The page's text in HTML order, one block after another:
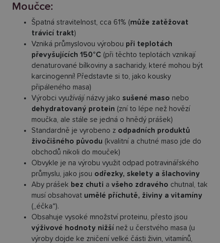
Moučce:
Špatná stravitelnost, cca 61% (může zatěžovat
trávicí trakt)
Vzniká průmyslovou výrobou při teplotách
převyšujících 150°C (při těchto teplotách vznikají
denaturované bílkoviny a sacharidy, které mohou být
karcinogenní! Představte si to, jako kousky
připáleného masa)
Výrobci využívájí názvy jako sušené maso nebo
dehydratovaný protein (zní to lépe než hovězí
moučka, ale stále se jedná o hnědý prášek)
Standardně je vyrobeno z odpadních produktů
živočišného původu (kvalitní a chutné maso jde do
obchodů nikoli do mouček)
Obvykle je na výrobu využit odpad potravinářského
průmyslu, jako jsou odřezky, skelety a šlachoviny
Aby prášek bez chuti a všeho zdravého chutnal, tak
musí obsahovat umělé příchutě, živiny a vitamíny
(„éčka“).
Obsahuje vysoké množství proteinu, přesto jsou
výživové hodnoty nižší než u čerstvého masa (u
výroby dojde ke zničení velké části živin, vitamínů,